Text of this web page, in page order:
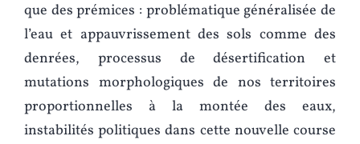
que des prémices : problématique généralisée de
l’eau et appauvrissement des sols comme des
denrées, processus de désertification et
mutations morphologiques de nos territoires
proportionnelles à la montée des eaux,
instabilités politiques dans cette nouvelle course